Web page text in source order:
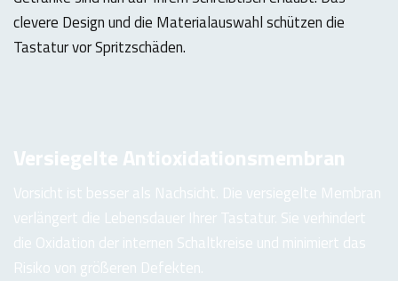
clevere Design und die Materialauswahl schützen die
Tastatur vor Spritzschäden.
Versiegelte Antioxidationsmembran
Vorsicht ist besser als Nachsicht. Die versiegelte Membran
verlängert die Lebensdauer Ihrer Tastatur. Sie verhindert
die Oxidation der internen Schaltkreise und minimiert das
Risiko von größeren Defekten.